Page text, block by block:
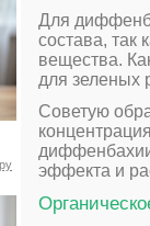
Для
состава, так
вещества.
для зеленых
Советую
эффекта и